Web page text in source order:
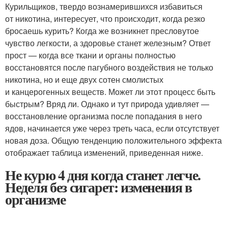
Курильщиков, твердо вознамерившихся избавиться
от никотина, интересует, что происходит, когда резко
бросаешь курить? Когда же возникнет пресловутое
чувство легкости, а здоровье станет железным? Ответ
прост — когда все ткани и органы полностью
восстановятся после пагубного воздействия не только
никотина, но и еще двух сотен смолистых
и канцерогенных веществ. Может ли этот процесс быть
быстрым? Вряд ли. Однако и тут природа удивляет —
восстановление организма после попадания в него
ядов, начинается уже через треть часа, если отсутствует
новая доза. Общую тенденцию положительного эффекта
отображает таблица изменений, приведенная ниже.
Не курю 4 дня когда станет легче.
Неделя без сигарет: изменения в
организме